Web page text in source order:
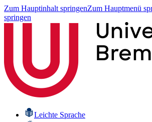
Zum Hauptinhalt springenZum Hauptmenü
springen
Leichte Sprache